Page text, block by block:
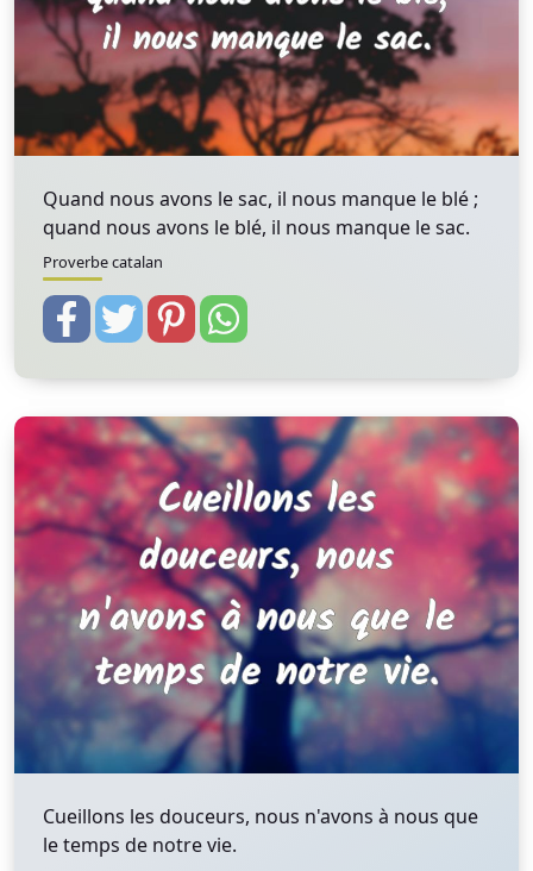
Quand nous avons le sac, il nous manque le blé ;
quand nous avons le blé, il nous manque le sac.
Proverbe catalan
Cueillons les douceurs, nous n'avons à nous que
le temps de notre vie.